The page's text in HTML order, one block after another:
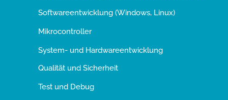
Softwareentwicklung (Windows, Linux)
Mikrocontroller
System- und Hardwareentwicklung
Qualität und Sicherheit
Test und Debug